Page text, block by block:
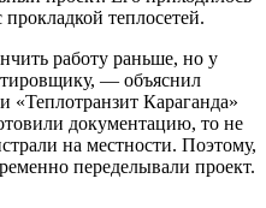
теплосетей.
работу раньше, но у
— объяснил
«Теплотранзит Караганда»
документацию, то не
на местности. Поэтому,
переделывали проект.